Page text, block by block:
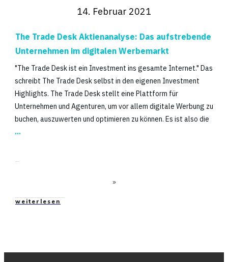
14. Februar 2021
The Trade Desk Aktienanalyse: Das aufstrebende
Unternehmen im digitalen Werbemarkt
"The Trade Desk ist ein Investment ins gesamte Internet." Das
schreibt The Trade Desk selbst in den eigenen Investment
Highlights. The Trade Desk stellt eine Plattform für
Unternehmen und Agenturen, um vor allem digitale Werbung zu
buchen, auszuwerten und optimieren zu können. Es ist also die
...
weiterlesen